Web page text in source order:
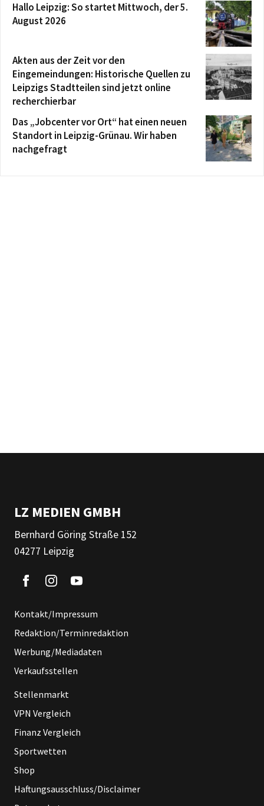
Hallo Leipzig: So startet Mittwoch, der 5.
August 2026
Akten aus der Zeit vor den
Eingemeindungen: Historische Quellen zu
Leipzigs Stadtteilen sind jetzt online
recherchierbar
Das „Jobcenter vor Ort“ hat einen neuen
Standort in Leipzig-Grünau. Wir haben
nachgefragt
LZ MEDIEN GMBH
Bernhard Göring Straße 152
04277 Leipzig
Kontakt/Impressum
Redaktion/Terminredaktion
Werbung/Mediadaten
Verkaufsstellen
Stellenmarkt
VPN Vergleich
Finanz Vergleich
Sportwetten
Shop
Haftungsausschluss/Disclaimer